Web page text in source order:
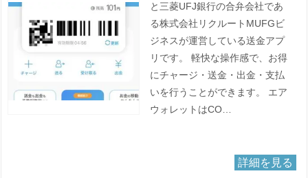
と三菱UFJ銀行の合弁会社であ
る株式会社リクルートMUFGビ
ジネスが運営している送金アプ
リです。 軽快な操作感で、お得
にチャージ・送金・出金・支払
いを行うことができます。 エア
ウォレットはCO…
詳細を見る